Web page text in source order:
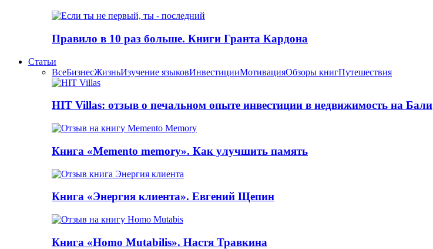
Правило в 10 раз больше. Книги Грантa Кардона
Статьи
ВсеБизнесЖизньИзучение языковИнвестицииМотивацияОбзоры книгПутешествия
HIT Villas: отзыв о печальном опыте инвестиции в недвижимость на Бали
Книга «Memento memory». Как улучшить память
Книга «Энергия клиента». Евгений Щепин
Книга «Homo Mutabilis». Настя Травкина